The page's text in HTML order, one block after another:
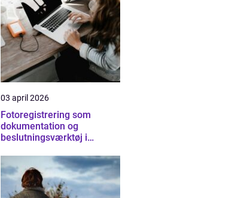
03 april 2026
Fotoregistrering som
dokumentation og
beslutningsværktøj i